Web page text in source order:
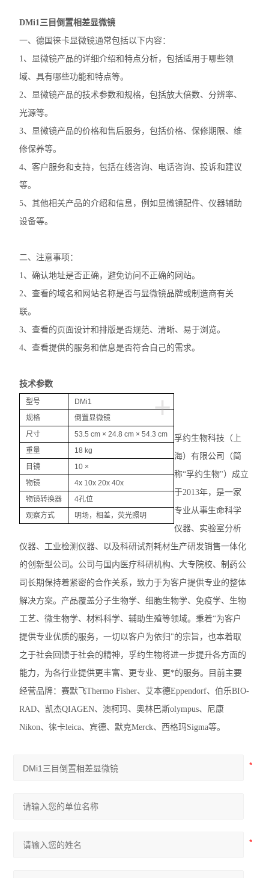
徕卡DM2500生物显微镜
奥林巴斯IX83倒置显微镜
奥林巴斯显微镜镜头
Nikon尼康SMZ25体视显微镜
Nikon尼康LV100ND POL-DS偏光显微镜
Nikon尼康LV100N POL生物显微镜
Nikon尼康SMZ1270体视显微镜
奥林巴斯SZX10体视显微镜
尼康TS2-FL倒置显微镜
徕卡DM2000生物显微镜
徕卡DM1000生物显微镜
徕卡DM750生物显微镜
徕卡DM500生物显微镜
尼康E200生物显微镜
尼康SMZ745T体视显微镜
尼康SMZ745体视显微镜
尼康Ei生物显微镜
奥林巴斯SZ61体视显微镜
奥林巴斯BX53生物显微镜
奥林巴斯CKX53倒置显微镜
DMi1三目倒置相差显微镜
一、德国徕卡显微镜通常包括以下内容：
1、显微镜产品的详细介绍和特点分析，包括适用于哪些领
域、具有哪些功能和特点等。
2、显微镜产品的技术参数和规格，包括放大倍数、分辨率、
光源等。
3、显微镜产品的价格和售后服务，包括价格、保修期限、维
修保养等。
4、客户服务和支持，包括在线咨询、电话咨询、投诉和建议
等。
5、其他相关产品的介绍和信息，例如显微镜配件、仪器辅助
设备等。
二、注意事项：
1、确认地址是否正确，避免访问不正确的网站。
2、查看的域名和网站名称是否与显微镜品牌或制造商有关
联。
3、查看的页面设计和排版是否规范、清晰、易于浏览。
4、查看提供的服务和信息是否符合自己的需求。
技术参数
+
型号
DMi1
规格
倒置显微镜
尺寸
53.5 cm × 24.8 cm × 54.3 cm
重量
18 kg
目镜
10 ×
物镜
4x 10x 20x 40x
物镜转换器
4孔位
观察方式
明场，相差，荧光照明
孚约生物科技（上
海）有限公司（简
称“孚约生物"）成立
于2013年，是一家
专业从事生命科学
仪器、实验室分析
仪器、工业检测仪器、以及科研试剂耗材生产研发销售一体化
的创新型公司。公司与国内医疗科研机构、大专院校、制药公
司长期保持着紧密的合作关系，致力于为客户提供专业的整体
解决方案。产品覆盖分子生物学、细胞生物学、免疫学、生物
工艺、微生物学、材料科学、辅助生殖等领域。秉着“为客户
提供专业优质的服务，一切以客户为依归"的宗旨，也本着取
之于社会回馈于社会的精神，孚约生物将进一步提升各方面的
能力，为各行业提供更丰富、更专业、更*的服务。目前主要
经营品牌：赛默飞Thermo Fisher、艾本德Eppendorf、伯乐BIO-
RAD、凯杰QIAGEN、澳柯玛、奥林巴斯olympus、尼康
Nikon、徕卡leica、宾德、默克Merck、西格玛Sigma等。